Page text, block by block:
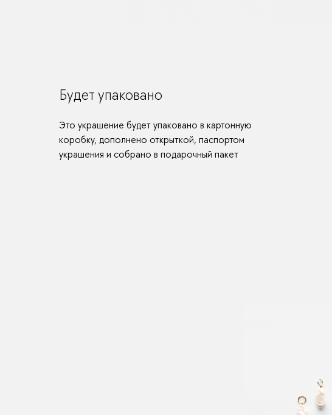
Будет упаковано
Это украшение будет упаковано в картонную
коробку, дополнено открыткой, паспортом
украшения и собрано в подарочный пакет